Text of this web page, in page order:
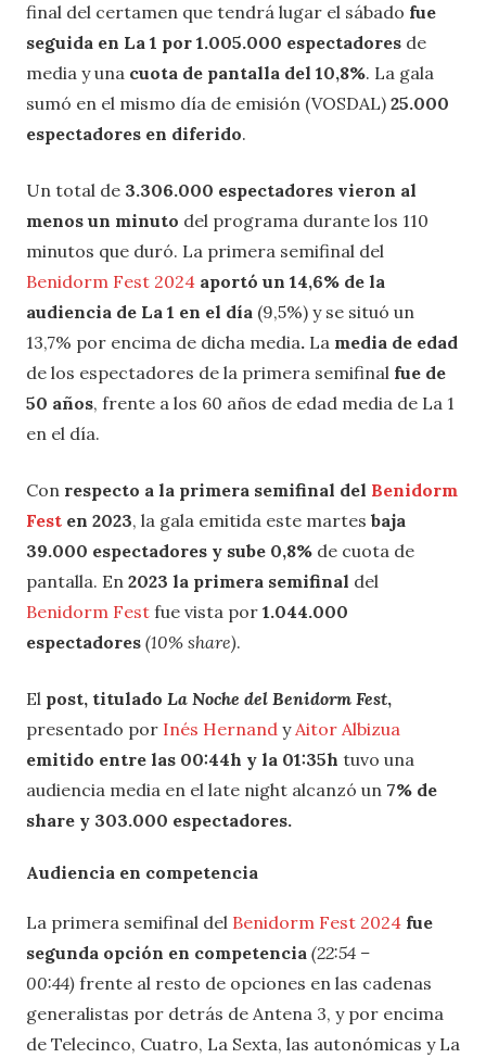
final del certamen que tendrá lugar el sábado fue
seguida en La 1 por 1.005.000 espectadores de
media y una cuota de pantalla del 10,8%. La gala
sumó en el mismo día de emisión (VOSDAL) 25.000
espectadores en diferido.
Un total de 3.306.000 espectadores vieron al
menos un minuto del programa durante los 110
minutos que duró. La primera semifinal del
Benidorm Fest 2024 aportó un 14,6% de la
audiencia de La 1 en el día (9,5%) y se situó un
13,7% por encima de dicha media. La media de edad
de los espectadores de la primera semifinal fue de
50 años, frente a los 60 años de edad media de La 1
en el día.
Con respecto a la primera semifinal del Benidorm
Fest en 2023, la gala emitida este martes baja
39.000 espectadores y sube 0,8% de cuota de
pantalla. En 2023 la primera semifinal del
Benidorm Fest fue vista por 1.044.000
espectadores (10% share).
El post, titulado La Noche del Benidorm Fest,
presentado por Inés Hernand yAitor Albizua
emitido entre las 00:44h y la 01:35h tuvo una
audiencia media en el late night alcanzó un 7% de
share y 303.000 espectadores.
Audiencia en competencia
La primera semifinal del Benidorm Fest 2024 fue
segunda opción en competencia (22:54 –
00:44) frente al resto de opciones en las cadenas
generalistas por detrás de Antena 3, y por encima
de Telecinco, Cuatro, La Sexta, las autonómicas y La